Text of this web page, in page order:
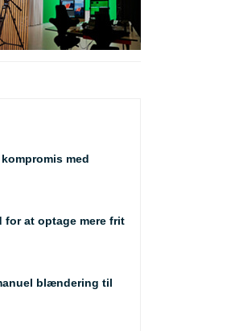
med
for at optage mere frit
blændering til